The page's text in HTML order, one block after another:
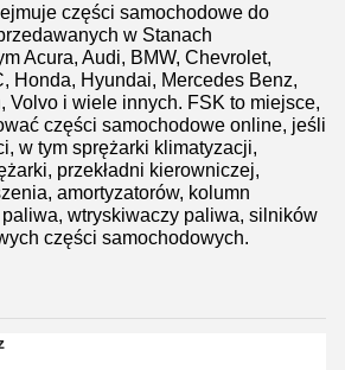
części samochodowe do
w Stanach
Acura, Audi, BMW, Chevrolet,
Honda, Hyundai, Mercedes Benz,
Volvo i wiele innych. FSK to miejsce,
części samochodowe online, jeśli
w tym sprężarki klimatyzacji,
przekładni kierowniczej,
amortyzatorów, kolumn
wtryskiwaczy paliwa, silników
części samochodowych.